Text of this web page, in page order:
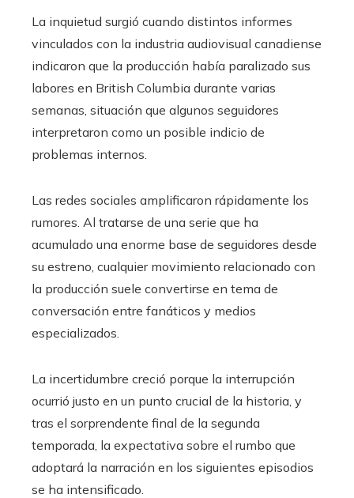
La inquietud surgió cuando distintos informes
vinculados con la industria audiovisual canadiense
indicaron que la producción había paralizado sus
labores en British Columbia durante varias
semanas, situación que algunos seguidores
interpretaron como un posible indicio de
problemas internos.
Las redes sociales amplificaron rápidamente los
rumores. Al tratarse de una serie que ha
acumulado una enorme base de seguidores desde
su estreno, cualquier movimiento relacionado con
la producción suele convertirse en tema de
conversación entre fanáticos y medios
especializados.
La incertidumbre creció porque la interrupción
ocurrió justo en un punto crucial de la historia, y
tras el sorprendente final de la segunda
temporada, la expectativa sobre el rumbo que
adoptará la narración en los siguientes episodios
se ha intensificado.